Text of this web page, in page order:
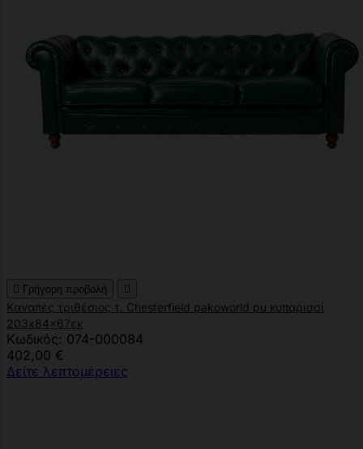
 Γρήγορη προβολή 
Kαναπές τριθέσιος τ. Chesterfield pakoworld pu κυπαρισσί
203x84x67εκ
Κωδικός: 074-000084
402,00 €
Δείτε λεπτομέρειες